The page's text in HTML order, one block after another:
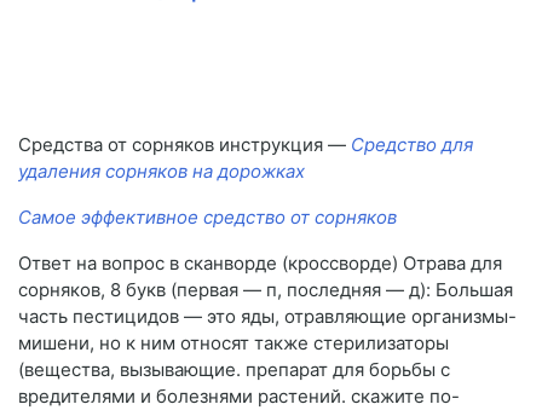
Средства от сорняков инструкция — Средство для
удаления сорняков на дорожках
Самое эффективное средство от сорняков
Ответ на вопрос в сканворде (кроссворде) Отрава для
сорняков, 8 букв (первая — п, последняя — д): Большая
часть пестицидов — это яды, отравляющие организмы-
мишени, но к ним относят также стерилизаторы
(вещества, вызывающие. препарат для борьбы с
вредителями и болезнями растений. скажите по-